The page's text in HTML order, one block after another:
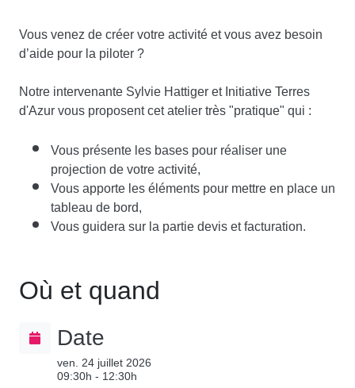
Vous venez de créer votre activité et vous avez besoin
d’aide pour la piloter ?
Notre intervenante Sylvie Hattiger et Initiative Terres
d'Azur vous proposent cet atelier très "pratique" qui :
Vous présente les bases pour réaliser une
projection de votre activité,
Vous apporte les éléments pour mettre en place un
tableau de bord,
Vous guidera sur la partie devis et facturation.
Où et quand
Date
ven. 24 juillet 2026
09:30h - 12:30h